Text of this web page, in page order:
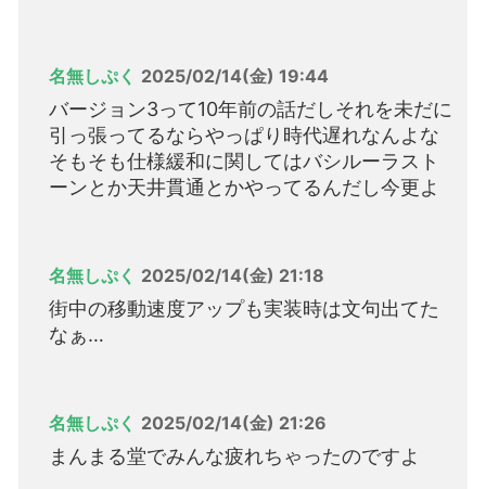
名無しぷく 2025/02/14(金) 19:44
バージョン3って10年前の話だしそれを未だに
引っ張ってるならやっぱり時代遅れなんよな
そもそも仕様緩和に関してはバシルーラスト
ーンとか天井貫通とかやってるんだし今更よ
名無しぷく 2025/02/14(金) 21:18
街中の移動速度アップも実装時は文句出てた
なぁ…
名無しぷく 2025/02/14(金) 21:26
まんまる堂でみんな疲れちゃったのですよ